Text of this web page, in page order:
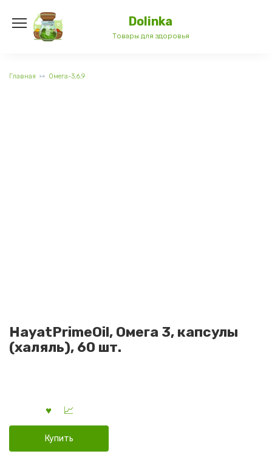
содержанию
Dolinka
Товары для здоровья
Главная Омега-3,6,9
HayatPrimeOil, Омега 3, капсулы
(халяль), 60 шт.
Купить